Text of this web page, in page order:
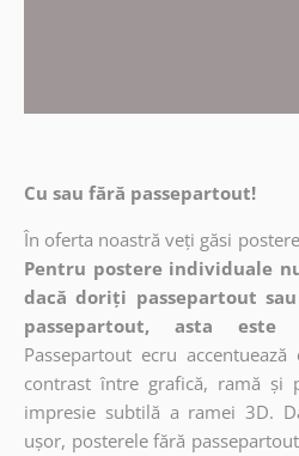
Cu sau fără passepartout!
În oferta noastră veți găsi
Pentru postere individuale
dacă doriți passepartout
passepartout, asta
Passepartout ecru
contrast între grafică, ramă și
impresie subtilă a ramei 3D.
ușor, posterele fără